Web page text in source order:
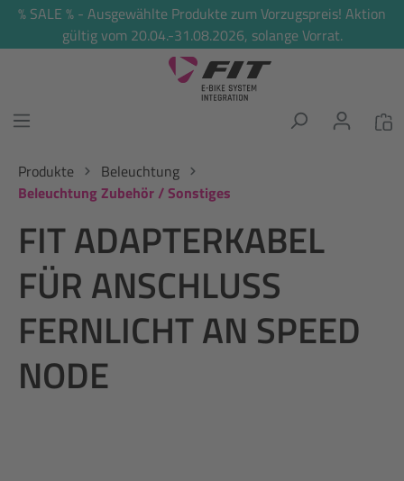
springen
% SALE % - Ausgewählte Produkte zum Vorzugspreis! Aktion
gültig vom 20.04.-31.08.2026, solange Vorrat.
Produkte
Beleuchtung
Beleuchtung Zubehör / Sonstiges
FIT ADAPTERKABEL
FÜR ANSCHLUSS
FERNLICHT AN SPEED
NODE